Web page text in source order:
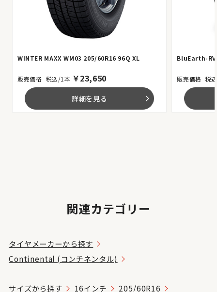
WINTER MAXX WM03 205/60R16 96Q XL
税込/1本 ￥23,650
詳細を見る arrow_forward_ios
BluEarth-RV
税
関連カテゴリー
タイヤメーカーから探す
Continental (コンチネンタル)
サイズから探す 16インチ 205/60R16